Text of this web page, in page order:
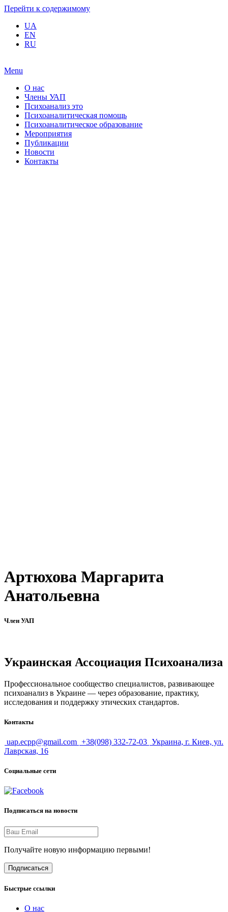
Перейти к содержимому
UA
EN
RU
Menu
О нас
Члены УАП
Психоанализ это
Психоаналитическая помощь
Психоаналитическое образование
Мероприятия
Публикации
Новости
Контакты
Артюхова Маргарита
Анатольевна
Член УАП
Украинская Ассоциация Психоанализа
Профессиональное сообщество специалистов, развивающее
психоанализ в Украине — через образование, практику,
исследования и поддержку этических стандартов.
Контакты
uap.ecpp@gmail.com +38(098) 332-72-03 Украина, г. Киев, ул.
Лаврская, 16
Социальные сети
Подписаться на новости
Получайте новую информацию первыми!
Подписаться
Быстрые ссылки
О нас